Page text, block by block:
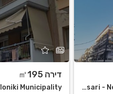
Analipsi - Mpotsari - Nea Paralia Thessaloniki Municipality
דירה ㎡195